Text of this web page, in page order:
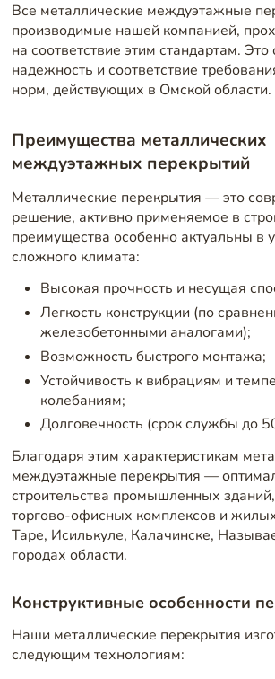
Все металлические междуэтажные
производимые нашей компанией,
на соответствие этим стандартам.
надежность и соответствие
норм, действующих в Омской области.
Преимущества металлических
междуэтажных перекрытий
Металлические перекрытия — это
решение, активно применяемое в
преимущества особенно актуальны в
сложного климата:
Высокая прочность и несущая
Легкость конструкции (по
железобетонными аналогами);
Возможность быстрого монтажа;
Устойчивость к вибрациям и
колебаниям;
Долговечность (срок службы до
Благодаря этим характеристикам
междуэтажные перекрытия —
строительства промышленных
торгово-офисных комплексов и
Таре, Исилькуле, Калачинске,
городах области.
Конструктивные особенности
Наши металлические перекрытия
следующим технологиям: